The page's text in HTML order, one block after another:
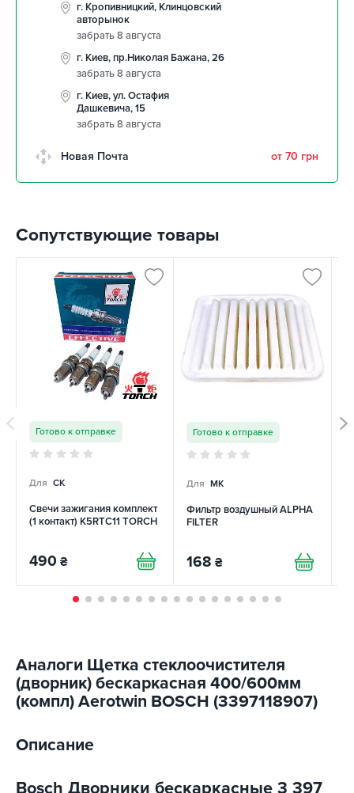
г. Кропивницкий, Клинцовский
авторынок
забрать 8 августа
г. Киев, пр.Николая Бажана, 26
забрать 8 августа
г. Киев, ул. Остафия
Дашкевича, 15
забрать 8 августа
Новая Почта от 70 грн
Сопутствующие товары
Готово к отправке
Для CK
Свечи зажигания комплект
(1 контакт) K5RTC11 TORCH
490 ₴
Готово к отправке
Для MK
Фильтр воздушный ALPHA
FILTER
168 ₴
Аналоги Щетка стеклоочистителя
(дворник) бескаркасная 400/600мм
(компл) Aerotwin BOSCH (3397118907)
Описание
Bosch Дворники бескаркасные 3 397